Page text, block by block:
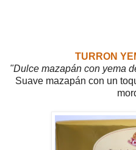
TURRON
"Dulce mazapán con yema
Suave mazapán con un